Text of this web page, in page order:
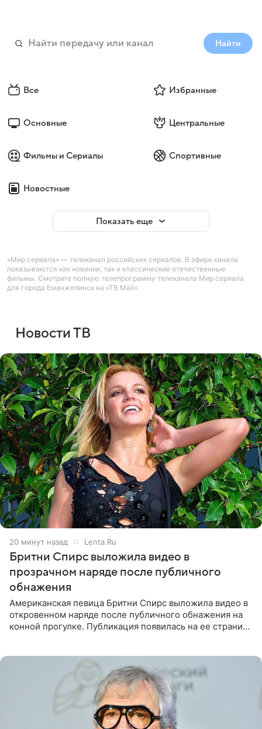
Найти
Все Избранные
Основные Центральные
Фильмы и Сериалы Спортивные
Новостные
Показать еще
«Мир сериала» — телеканал российских сериалов. В эфире канала
показываются как новинки, так и классические отечественные
фильмы. Смотрите полную телепрограмму телеканала Мир сериала
для города Еманжелинск на «ТВ Mail».
Новости ТВ
20 минут назад Lenta.Ru
Бритни Спирс выложила видео в
прозрачном наряде после публичного
обнажения
Американская певица Бритни Спирс выложила видео в
откровенном наряде после публичного обнажения на
конной прогулке. Публикация появилась на ее странице